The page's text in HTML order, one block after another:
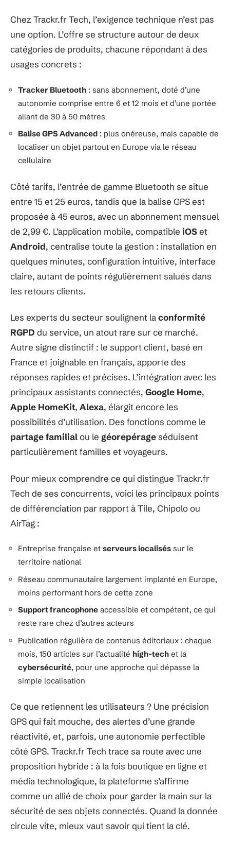
Chez Trackr.fr Tech, l’exigence technique n’est pas
une option. L’offre se structure autour de deux
catégories de produits, chacune répondant à des
usages concrets :
Tracker Bluetooth : sans abonnement, doté d’une
autonomie comprise entre 6 et 12 mois et d’une portée
allant de 30 à 50 mètres
Balise GPS Advanced : plus onéreuse, mais capable de
localiser un objet partout en Europe via le réseau
cellulaire
Côté tarifs, l’entrée de gamme Bluetooth se situe
entre 15 et 25 euros, tandis que la balise GPS est
proposée à 45 euros, avec un abonnement mensuel
de 2,99 €. L’application mobile, compatible iOSet
Android, centralise toute la gestion : installation en
quelques minutes, configuration intuitive, interface
claire, autant de points régulièrement salués dans
les retours clients.
Les experts du secteur soulignent laconformité
RGPD du service, un atout rare sur ce marché.
Autre signe distinctif : le support client, basé en
France et joignable en français, apporte des
réponses rapides et précises. L’intégration avec les
principaux assistants connectés, Google Home,
Apple HomeKit, Alexa, élargit encore les
possibilités d’utilisation. Des fonctions comme le
partage familialou le géorepérageséduisent
particulièrement familles et voyageurs.
Pour mieux comprendre ce qui distingue Trackr.fr
Tech de ses concurrents, voici les principaux points
de différenciation par rapport à Tile, Chipolo ou
AirTag :
Entreprise française et serveurs localisés sur le
territoire national
Réseau communautaire largement implanté en Europe,
moins performant hors de cette zone
Support francophone accessible et compétent, ce qui
reste rare chez d’autres acteurs
Publication régulière de contenus éditoriaux : chaque
mois, 150 articles sur l’actualité high-tech et la
cybersécurité, pour une approche qui dépasse la
simple localisation
Ce que retiennent les utilisateurs ? Une précision
GPS qui fait mouche, des alertes d’une grande
réactivité, et, parfois, une autonomie perfectible
côté GPS. Trackr.fr Tech trace sa route avec une
proposition hybride : à la fois boutique en ligne et
média technologique, la plateforme s’affirme
comme un allié de choix pour garder la main sur la
sécurité de ses objets connectés. Quand la donnée
circule vite, mieux vaut savoir qui tient la clé.